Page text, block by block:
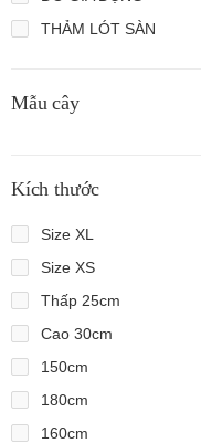
THẢM LÓT SÀN
Mẫu cây
Kích thước
Size XL
Size XS
Thấp 25cm
Cao 30cm
150cm
180cm
160cm